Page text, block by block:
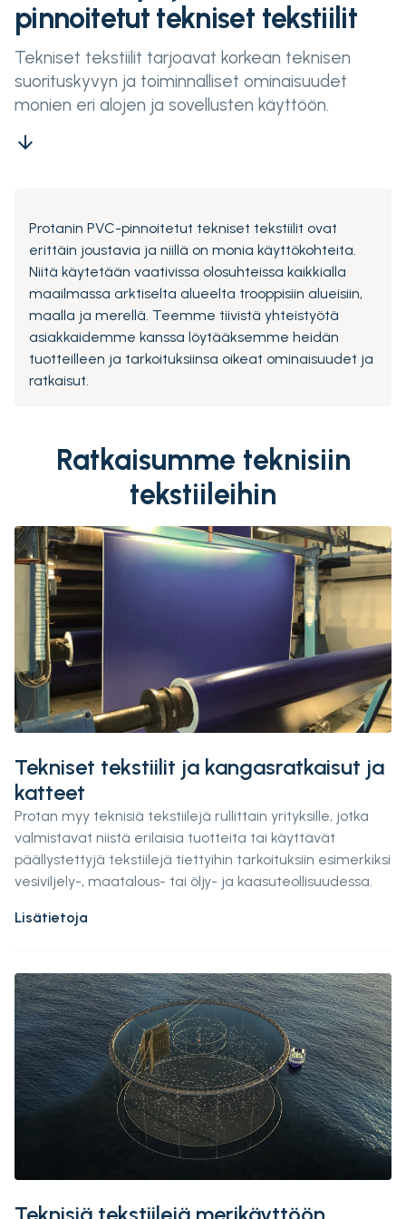
pinnoitetut tekniset tekstiilit
Tekniset tekstiilit tarjoavat korkean teknisen
suorituskyvyn ja toiminnalliset ominaisuudet
monien eri alojen ja sovellusten käyttöön.
arrow_downward
Protanin PVC-pinnoitetut tekniset tekstiilit ovat
erittäin joustavia ja niillä on monia käyttökohteita.
Niitä käytetään vaativissa olosuhteissa kaikkialla
maailmassa arktiselta alueelta trooppisiin alueisiin,
maalla ja merellä. Teemme tiivistä yhteistyötä
asiakkaidemme kanssa löytääksemme heidän
tuotteilleen ja tarkoituksiinsa oikeat ominaisuudet ja
ratkaisut.
Ratkaisumme teknisiin
tekstiileihin
Tekniset tekstiilit ja kangasratkaisut ja
katteet
Protan myy teknisiä tekstiilejä rullittain yrityksille, jotka
valmistavat niistä erilaisia tuotteita tai käyttävät
päällystettyjä tekstiilejä tiettyihin tarkoituksiin esimerkiksi
vesiviljely-, maatalous- tai öljy- ja kaasuteollisuudessa.
Lisätietoja